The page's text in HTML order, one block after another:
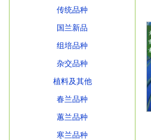
传统品种
国兰新品
组培品种
杂交品种
植料及其他
春兰品种
蕙兰品种
寒兰品种